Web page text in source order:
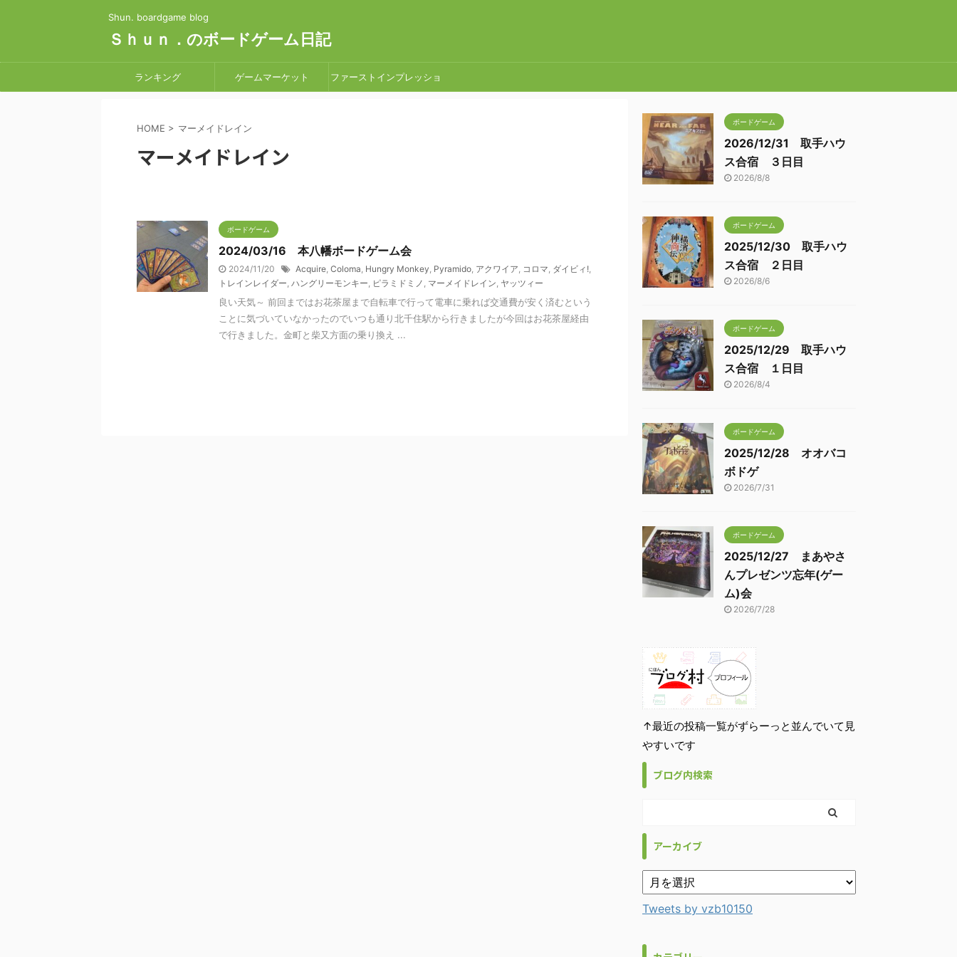
Shun. boardgame blog
Ｓｈｕｎ．のボードゲーム日記
ランキング ゲームマーケット ファーストインプレッショ
HOME > マーメイドレイン
マーメイドレイン
ボードゲーム
2024/03/16 本八幡ボードゲーム会
2024/11/20 Acquire, Coloma, Hungry Monkey, Pyramido, アクワイア, コロマ, ダイビィ!,
トレインレイダー, ハングリーモンキー, ピラミドミノ , マーメイドレイン, ヤッツィー
良い天気～ 前回まではお花茶屋まで自転車で行って電車に乗れば交通費が安く済むという
ことに気づいていなかったのでいつも通り北千住駅から行きましたが今回はお花茶屋経由
で行きました。金町と柴又方面の乗り換え ...
ボードゲーム
2026/12/31 取手ハウ
ス合宿 ３日目
2026/8/8
ボードゲーム
2025/12/30 取手ハウ
ス合宿 ２日目
2026/8/6
ボードゲーム
2025/12/29 取手ハウ
ス合宿 １日目
2026/8/4
ボードゲーム
2025/12/28 オオバコ
ボドゲ
2026/7/31
ボードゲーム
2025/12/27 まあやさ
んプレゼンツ忘年(ゲー
ム)会
2026/7/28
↑最近の投稿一覧がずらーっと並んでいて見
やすいです
ブログ内検索
アーカイブ
Tweets by vzb10150